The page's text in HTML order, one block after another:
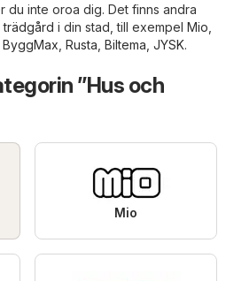
inte oroa dig. Det finns andra
trädgård i din stad, till exempel Mio
ByggMax Rusta Biltema JYSK.
”Hus och
Mio